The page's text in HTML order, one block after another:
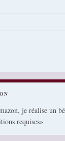
je réalise un
requises»